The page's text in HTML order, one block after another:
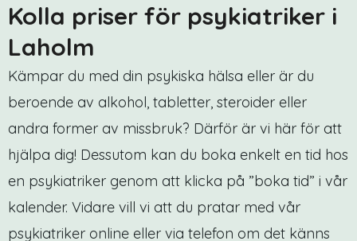
Kolla priser för psykiatriker i
Laholm
Kämpar du med din psykiska hälsa eller är du
beroende av alkohol, tabletter, steroider eller
andra former av missbruk? Därför är vi här för att
hjälpa dig! Dessutom kan du boka enkelt en tid hos
en psykiatriker genom att klicka på ”boka tid” i vår
kalender. Vidare vill vi att du pratar med vår
psykiatriker online eller via telefon om det känns